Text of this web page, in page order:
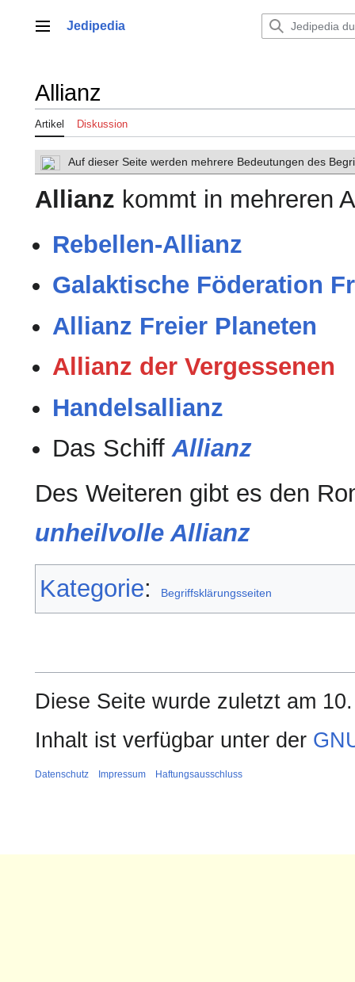
springenHauptmenü
Jedipedia
Allianz
Artikel Diskussion
Auf dieser Seite werden mehrere Bedeutungen des
Allianz kommt in mehreren
Rebellen-Allianz
Galaktische Föderation
Allianz Freier Planeten
Allianz der Vergessenen
Handelsallianz
Das SchiffAllianz
Des Weiteren gibt es den
unheilvolle Allianz
Kategorie: Begriffsklärungsseiten
Diese Seite wurde zuletzt am
Inhalt ist verfügbar unter der
Datenschutz Impressum Haftungsausschluss